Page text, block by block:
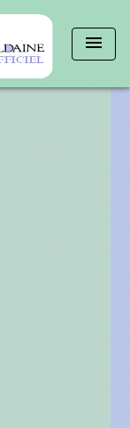
menu